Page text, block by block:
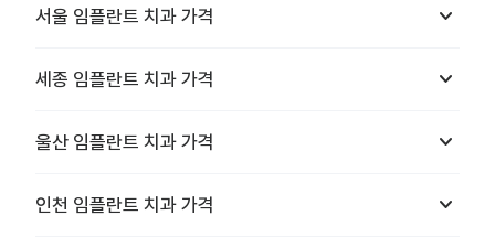
서울 임플란트 치과 가격 keyboard_arrow_down
세종 임플란트 치과 가격 keyboard_arrow_down
울산 임플란트 치과 가격 keyboard_arrow_down
인천 임플란트 치과 가격 keyboard_arrow_down